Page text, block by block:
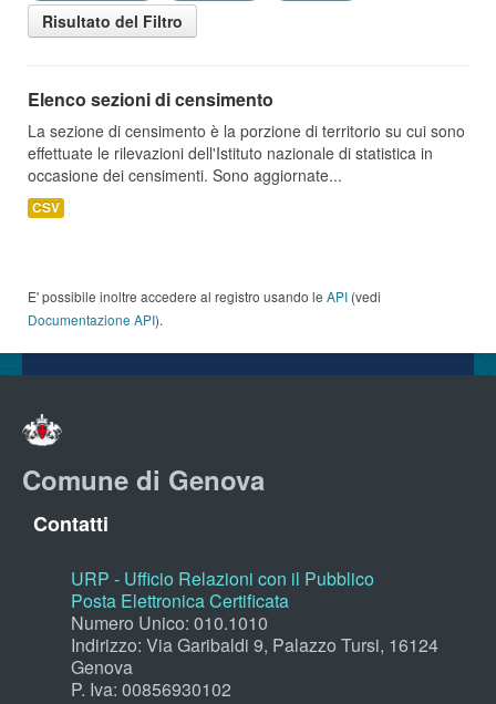
Risultato del Filtro
Elenco sezioni di censimento
La sezione di censimento è la porzione di territorio su cui sono
effettuate le rilevazioni dell'Istituto nazionale di statistica in
occasione dei censimenti. Sono aggiornate...
CSV
E' possibile inoltre accedere al registro usando le API (vedi
Documentazione API).
Comune di Genova
Contatti
URP - Ufficio Relazioni con il Pubblico
Posta Elettronica Certificata
Numero Unico: 010.1010
Indirizzo: Via Garibaldi 9, Palazzo Tursi, 16124
Genova
P. Iva: 00856930102